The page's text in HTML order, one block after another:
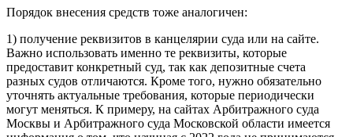
Порядок внесения средств тоже аналогичен:
1) получение реквизитов в канцелярии суда или на сайте.
Важно использовать именно те реквизиты, которые
предоставит конкретный суд, так как депозитные счета
разных судов отличаются. Кроме того, нужно обязательно
уточнять актуальные требования, которые периодически
могут меняться. К примеру, на сайтах Арбитражного суда
Москвы и Арбитражного суда Московской области имеется